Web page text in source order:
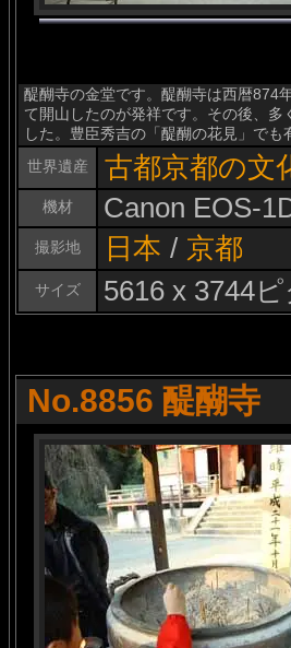
醍醐寺の金堂です。醍醐寺は西暦874
て開山したのが発祥です。その後、
した。豊臣秀吉の「醍醐の花見」でも
世界遺産
古都京都の文
機材 Canon EOS-
撮影地 日本 / 京都
サイズ 5616 x 3744
No.8856 醍醐寺